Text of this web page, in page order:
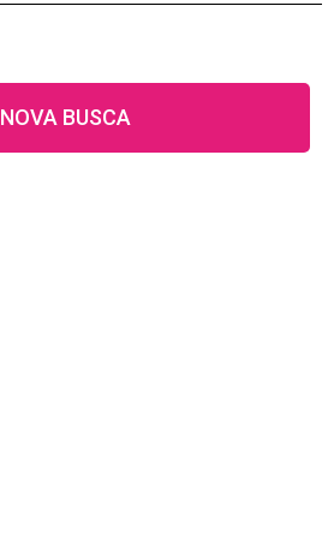
NOVA BUSCA